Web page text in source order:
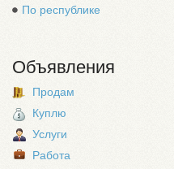
По республике
Объявления
Продам
Куплю
Услуги
Работа